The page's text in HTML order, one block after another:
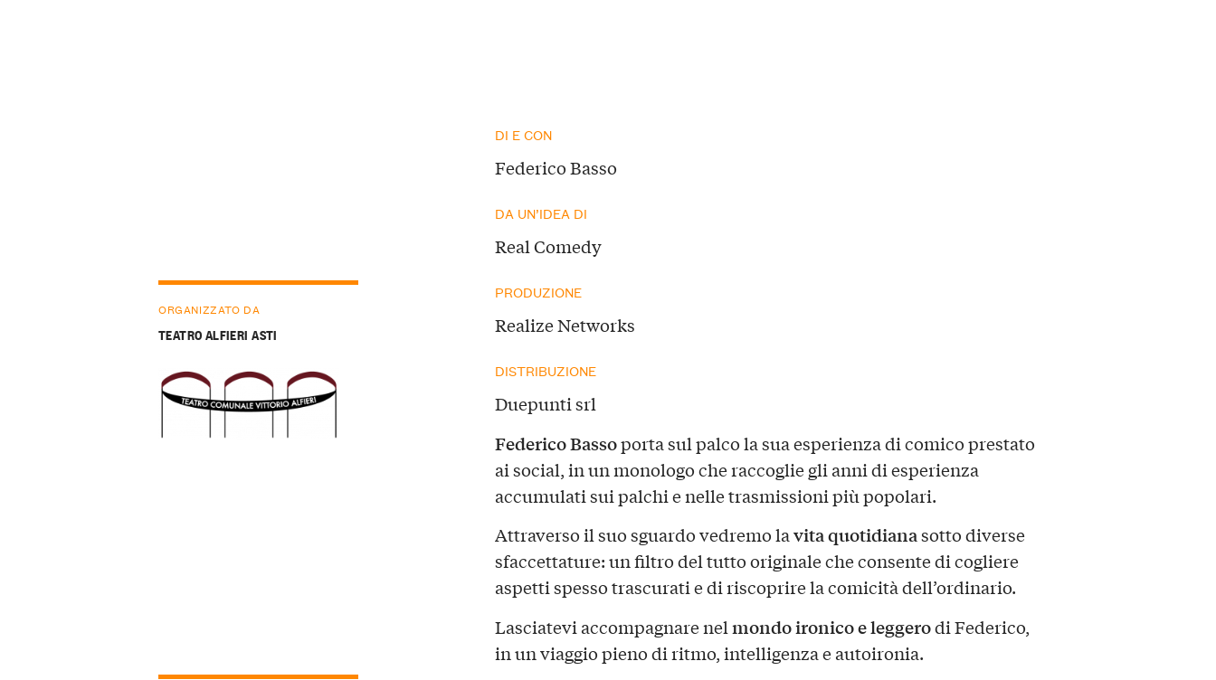
DI E CON
Federico Basso
DA UN’IDEA DI
Real Comedy
PRODUZIONE
Realize Networks
DISTRIBUZIONE
Duepunti srl
Federico Bassoporta sul palco la sua esperienza di comico prestato
ai social, in un monologo che raccoglie gli anni di esperienza
accumulati sui palchi e nelle trasmissioni più popolari.
Attraverso il suo sguardo vedremo lavita quotidianasotto diverse
sfaccettature: un filtro del tutto originale che consente di cogliere
aspetti spesso trascurati e di riscoprire la comicità dell’ordinario.
Lasciatevi accompagnare nelmondo ironico e leggerodi Federico,
in un viaggio pieno di ritmo, intelligenza e autoironia.
ORGANIZZATO DA
TEATRO ALFIERI ASTI